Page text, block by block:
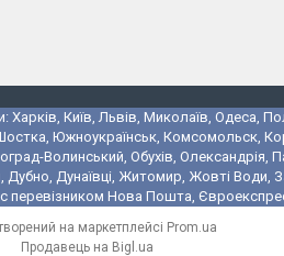
Харків, Київ, Львів, Миколаїв, Одеса,
Южноукраїнськ, Комсомольск,
Волинський, Обухів, Олександрія,
Дунаївці, Житомир, Жовті Води,
Нова Пошта,
на маркетплейсі Prom.ua
Продавець на Bigl.ua